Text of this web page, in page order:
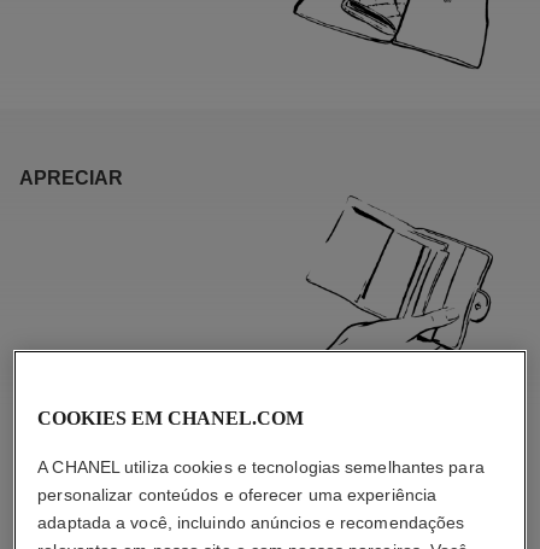
APRECIAR
MATERIAIS ESPECÍFICOS
COOKIES EM CHANEL.COM
A CHANEL utiliza cookies e tecnologias semelhantes para
personalizar conteúdos e oferecer uma experiência
adaptada a você, incluindo anúncios e recomendações